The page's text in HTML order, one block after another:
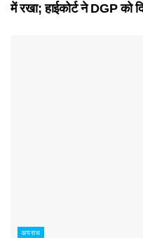
में रखा; हाईकोर्ट ने DGP को
अपराध